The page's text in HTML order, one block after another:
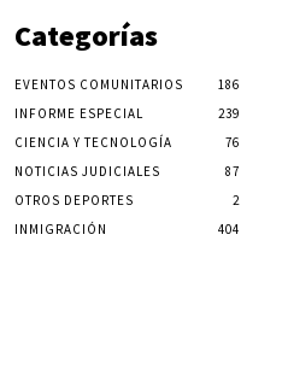
Categorías
EVENTOS COMUNITARIOS
186
INFORME ESPECIAL
239
CIENCIA Y TECNOLOGÍA
76
NOTICIAS JUDICIALES
87
OTROS DEPORTES
2
INMIGRACIÓN
404